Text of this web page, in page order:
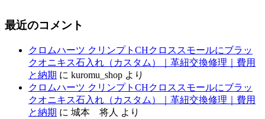
最近のコメント
クロムハーツ クリンプトCHクロススモールにブラッ
クオニキス石入れ（カスタム）｜革紐交換修理｜費用
と納期 に kuromu_shop より
クロムハーツ クリンプトCHクロススモールにブラッ
クオニキス石入れ（カスタム）｜革紐交換修理｜費用
と納期 に 城本 将人 より